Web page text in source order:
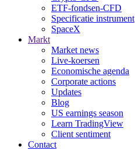
ETF-fondsen-CFD
Specificatie instrument
SpaceX
Markt
Market news
Live-koersen
Economische agenda
Corporate actions
Updates
Blog
US earnings season
Learn TradingView
Client sentiment
Contact